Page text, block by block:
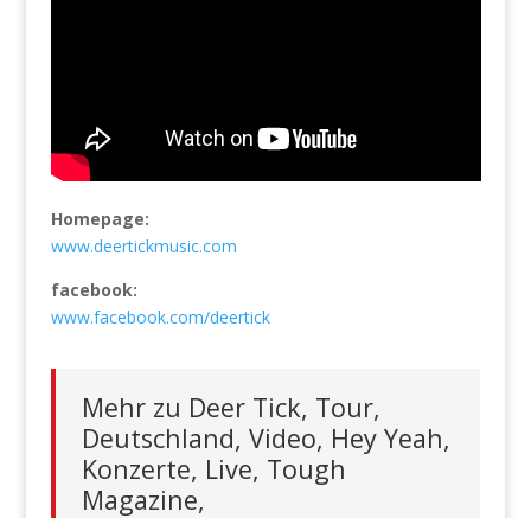
Homepage:
www.deertickmusic.com
facebook:
www.facebook.com/deertick
Mehr zu Deer Tick, Tour,
Deutschland, Video, Hey Yeah,
Konzerte, Live, Tough
Magazine,